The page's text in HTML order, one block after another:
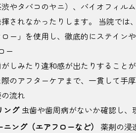
やタバコのヤニ）、バイオフィル
されなかったりします。 当院で
ロー」を使用し、徹底的にステイ
ー
しみたり違和感が出たりするこ
のアフターケアまで、一貫して手
流れ
ング虫歯や歯周病がないか確認し、
ング（エアフローなど）
薬剤の浸